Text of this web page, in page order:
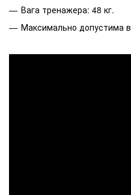
Вага тренажера: 48 кг.
Максимально допустима